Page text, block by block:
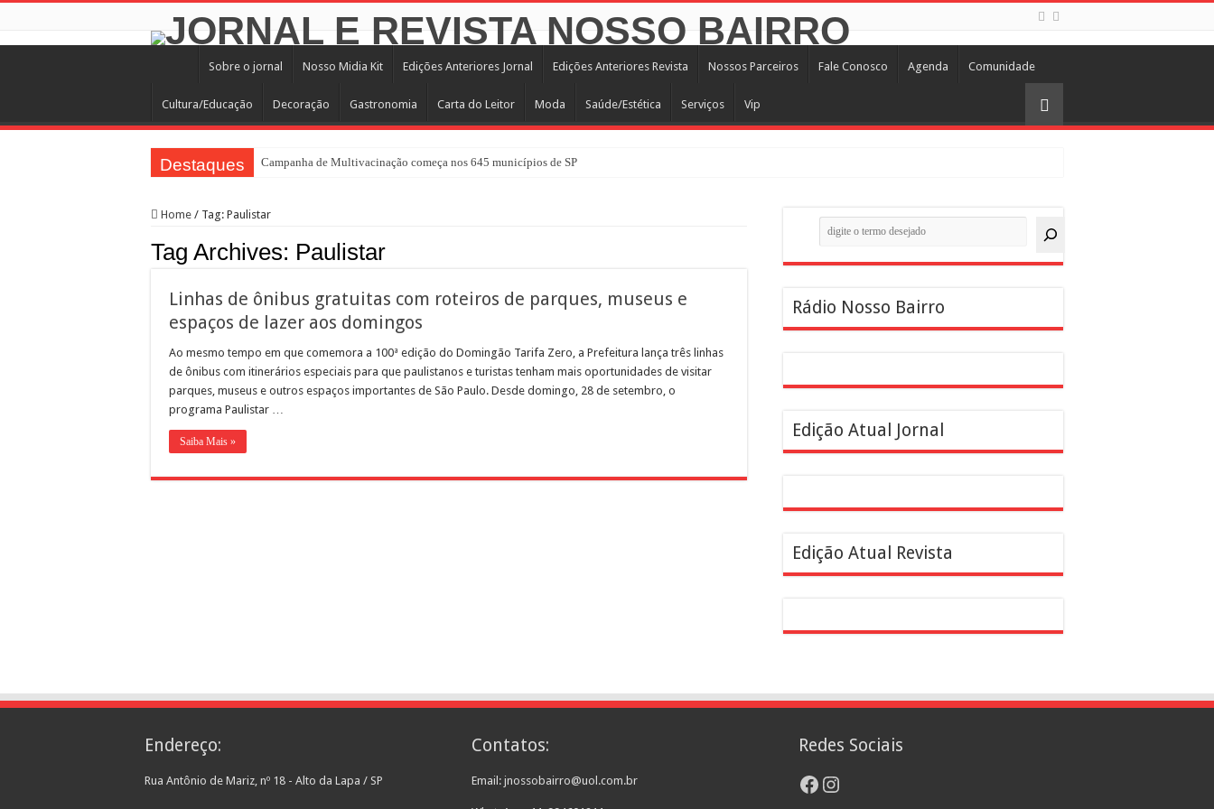
Sobre o jornal Nosso Midia Kit Edições Anteriores Jornal Edições Anteriores Revista Nossos Parceiros Fale Conosco Agenda Comunidade
Cultura/Educação Decoração Gastronomia Carta do Leitor Moda Saúde/Estética Serviços Vip
Destaques Campanha de Multivacinação começa nos 645 municípios de SP
Pedal de Ativação da Trilha Interparques abrem inscrições para maior trilha de São Paulo
2º Festival Nordeste in Sampa no CTN durante o mês de agosto
Jornada do Patrimônio 2026 abre inscrições para programação de cursos
Sobrou pizza? Guardar na caixa dentro da geladeira pode ser um erro, veja o jeito certo
12 plataformas de apoio à aprendizagem usadas por estudantes da rede estadual SP
9ª Semana Municipal da Primeira Infância
Home / Tag: Paulistar
Tag Archives: Paulistar
Linhas de ônibus gratuitas com roteiros de parques, museus e
espaços de lazer aos domingos
Ao mesmo tempo em que comemora a 100ª edição do Domingão Tarifa Zero, a Prefeitura lança três linhas
de ônibus com itinerários especiais para que paulistanos e turistas tenham mais oportunidades de visitar
parques, museus e outros espaços importantes de São Paulo. Desde domingo, 28 de setembro, o
programa Paulistar …
Saiba Mais »
Pesquisar
Rádio Nosso Bairro
Edição Atual Jornal
Edição Atual Revista
Endereço:
Rua Antônio de Mariz, nº 18 - Alto da Lapa / SP
Contatos:
Email: jnossobairro@uol.com.br
Redes Sociais
Facebook
Instagram